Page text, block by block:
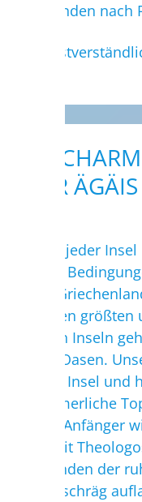
zwei Stunden nach
IN DER ÄGÄIS
Charme jeder
auch die
in
zu den größten
Inseln
Oasen.
der Insel und
die sommerliche
sind für Anfänger
Mit
gefunden der
Der schräg